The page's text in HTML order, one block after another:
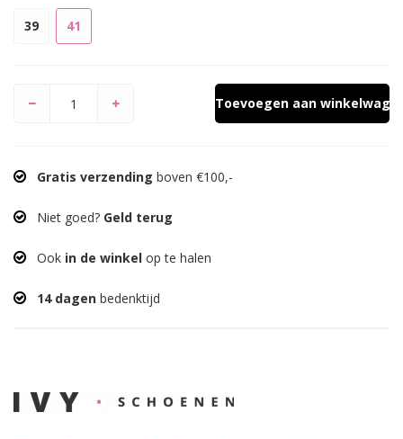
39 41
Toevoegen aan
Gratis verzending boven €100,-
Niet goed? Geld terug
Ook in de winkel op te halen
14 dagen bedenktijd